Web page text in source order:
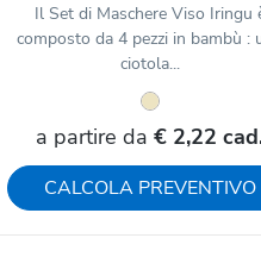
Il Set di Maschere Viso Iringu
composto da 4 pezzi in bambù :
ciotola...
a partire da € 2,22
CALCOLA PREVENTIVO